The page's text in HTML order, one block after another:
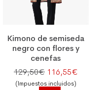
era: 119,50€.
actual es: 107,55€.
Kimono de semiseda
negro con flores y
cenefas
129,50€ El precio
116,55€El
(Impuestos incluidos)